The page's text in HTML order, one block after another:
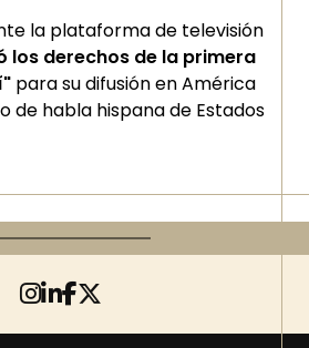
la plataforma de televisión
los derechos de la primera
para su difusión en América
de habla hispana de Estados